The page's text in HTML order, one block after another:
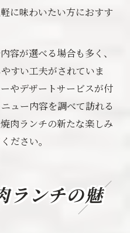
に味わいたい方におすす
容が選べる場合も多く、
すい工夫がされていま
やデザートサービスが付
ュー内容を調べて訪れる
肉ランチの新たな楽しみ
ださい。
ランチの魅